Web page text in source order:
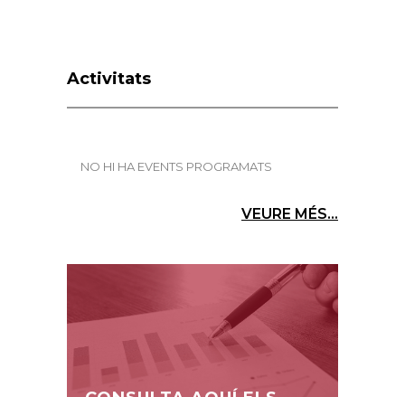
Activitats
NO HI HA EVENTS PROGRAMATS
VEURE MÉS...